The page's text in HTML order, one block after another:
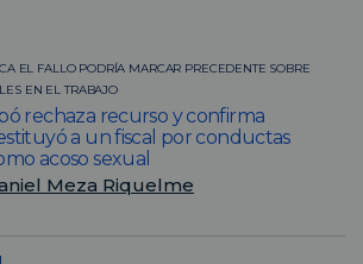
EL FALLO PODRÍA MARCAR PRECEDENTE SOBRE
EN EL TRABAJO
rechaza recurso y confirma
a un fiscal por conductas
acoso sexual
Meza Riquelme